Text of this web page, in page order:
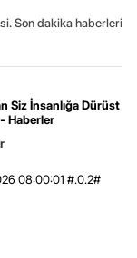
Son dakika haberleri
Siz İnsanlığa Dürüst
Haberler
08:00:01 #.0.2#